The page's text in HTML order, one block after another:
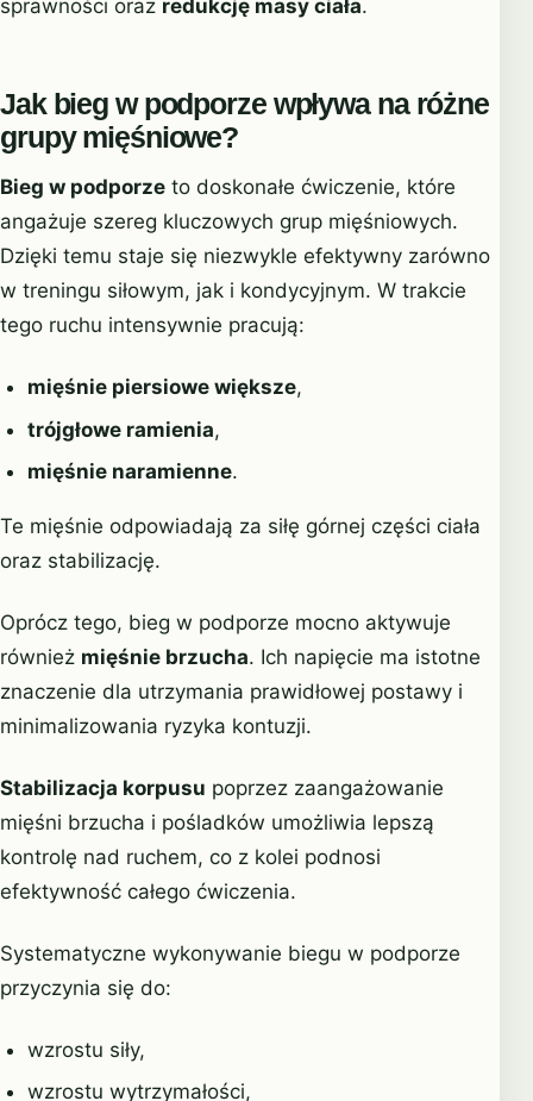
sprawności oraz redukcję masy ciała.
Jak bieg w podporze wpływa na różne
grupy mięśniowe?
Bieg w podporze to doskonałe ćwiczenie, które
angażuje szereg kluczowych grup mięśniowych.
Dzięki temu staje się niezwykle efektywny zarówno
w treningu siłowym, jak i kondycyjnym. W trakcie
tego ruchu intensywnie pracują:
mięśnie piersiowe większe,
trójgłowe ramienia,
mięśnie naramienne.
Te mięśnie odpowiadają za siłę górnej części ciała
oraz stabilizację.
Oprócz tego, bieg w podporze mocno aktywuje
również mięśnie brzucha. Ich napięcie ma istotne
znaczenie dla utrzymania prawidłowej postawy i
minimalizowania ryzyka kontuzji.
Stabilizacja korpusu poprzez zaangażowanie
mięśni brzucha i pośladków umożliwia lepszą
kontrolę nad ruchem, co z kolei podnosi
efektywność całego ćwiczenia.
Systematyczne wykonywanie biegu w podporze
przyczynia się do:
wzrostu siły,
wzrostu wytrzymałości,